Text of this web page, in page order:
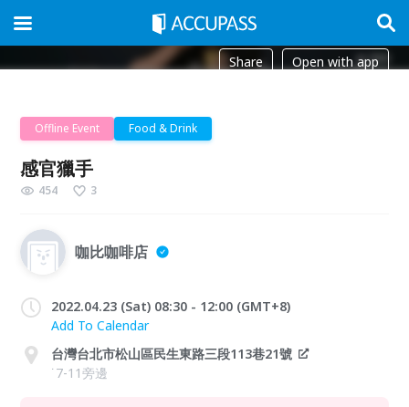
Share Open with app
Offline Event Food & Drink
感官獵手
454 3
咖比咖啡店
2022.04.23 (Sat) 08:30 - 12:00 (GMT+8)
Add To Calendar
台灣台北市松山區民生東路三段113巷21號
˙7-11旁邊